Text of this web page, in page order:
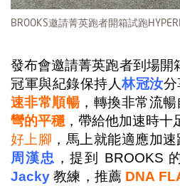
BROOKS邀請菁英跑者開箱試跑
發布會邀請菁英跑者到場
冠軍與紀錄保持人林冠汝
速非常順暢 ，轉換非常流
彎的平穩 ，帶給他加速時
好上腳 ，馬上就能適應加
周漢忠 ，提到 BROOKS
Jacky 教練，推薦 DNA